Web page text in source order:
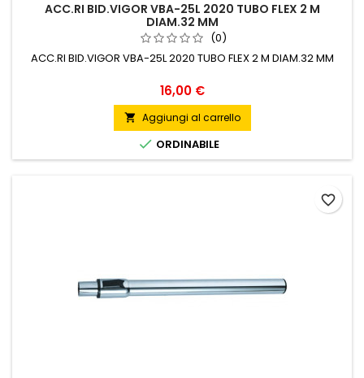
ACC.RI BID.VIGOR VBA-25L 2020 TUBO FLEX 2 M
DIAM.32 MM
(0)
ACC.RI BID.VIGOR VBA-25L 2020 TUBO FLEX 2 M DIAM.32 MM
Prezzo
16,00 €
 Aggiungi al carrello
 ORDINABILE
favorite_border